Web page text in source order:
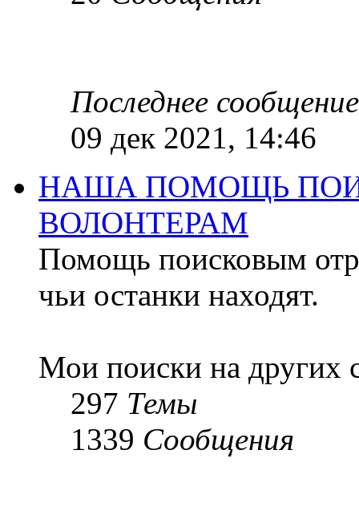
Последнее сообщение
09 дек 2021, 14:46
НАША ПОМОЩЬ
ВОЛОНТЕРАМ
Помощь поисковым
чьи останки находят.
Мои поиски на других
297 Темы
1339 Сообщения